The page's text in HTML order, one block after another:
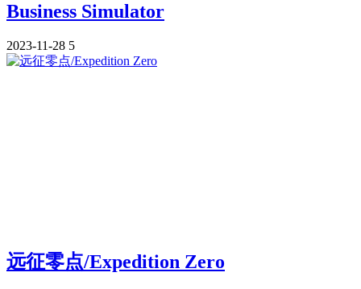
Business Simulator
2023-11-28 5
远征零点/Expedition Zero